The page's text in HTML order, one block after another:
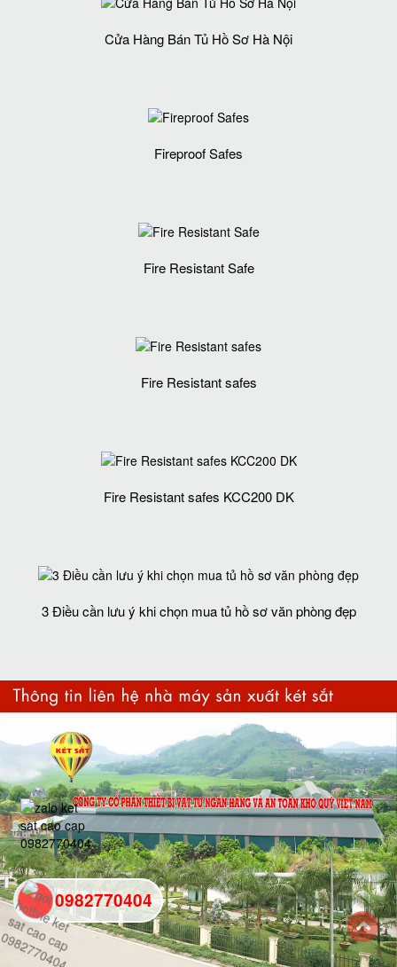
Cửa Hàng Bán Tủ Hồ Sơ Hà Nội
Fireproof Safes
Fire Resistant Safe
Fire Resistant safes
Fire Resistant safes KCC200 DK
3 Điều cần lưu ý khi chọn mua tủ hồ sơ văn phòng đẹp
0982770404
back